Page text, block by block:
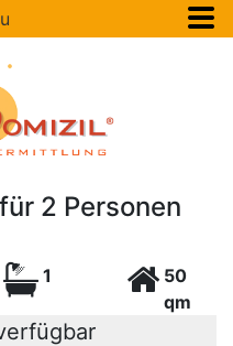
2 Personen
1
50
qm